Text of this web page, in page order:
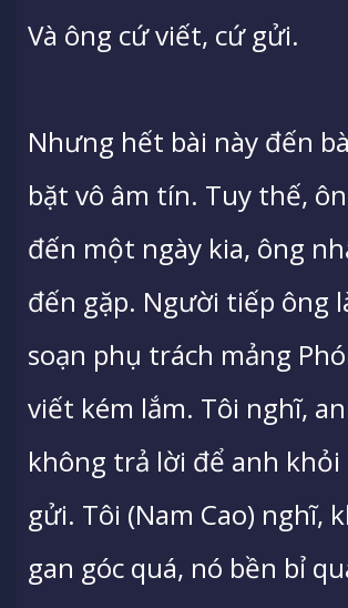
Và ông cứ viết, cứ gửi.
Nhưng hết bài này đến
bặt vô âm tín. Tuy thế,
đến một ngày kia, ông
đến gặp. Người tiếp ông
soạn phụ trách mảng
viết kém lắm. Tôi nghĩ,
không trả lời để anh
gửi. Tôi (Nam Cao) nghĩ,
gan góc quá, nó bền bỉ